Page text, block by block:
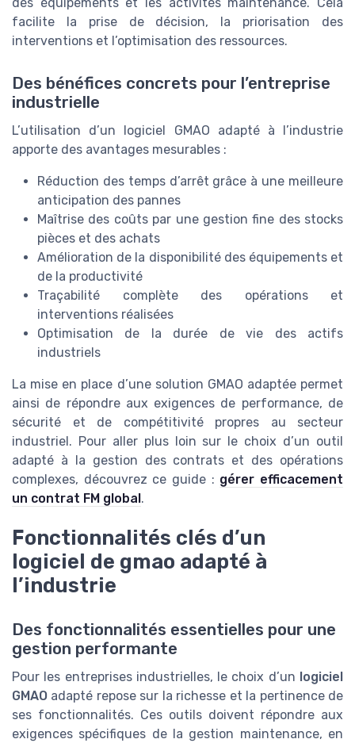
facilite la prise de décision, la priorisation des
interventions et l’optimisation des ressources.
Des bénéfices concrets pour l’entreprise
industrielle
L’utilisation d’un logiciel GMAO adapté à l’industrie
apporte des avantages mesurables :
Réduction des temps d’arrêt grâce à une meilleure
anticipation des pannes
Maîtrise des coûts par une gestion fine des stocks
pièces et des achats
Amélioration de la disponibilité des équipements et
de la productivité
Traçabilité complète des opérations et
interventions réalisées
Optimisation de la durée de vie des actifs
industriels
La mise en place d’une solution GMAO adaptée permet
ainsi de répondre aux exigences de performance, de
sécurité et de compétitivité propres au secteur
industriel. Pour aller plus loin sur le choix d’un outil
adapté à la gestion des contrats et des opérations
complexes, découvrez ce guide : gérer efficacement
un contrat FM global.
Fonctionnalités clés d’un
logiciel de gmao adapté à
l’industrie
Des fonctionnalités essentielles pour une
gestion performante
Pour les entreprises industrielles, le choix d’un logiciel
GMAO adapté repose sur la richesse et la pertinence de
ses fonctionnalités. Ces outils doivent répondre aux
exigences spécifiques de la gestion maintenance, en